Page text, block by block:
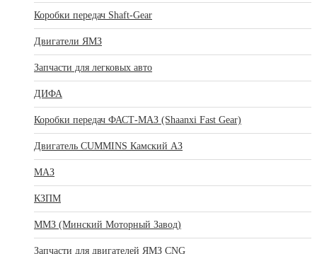
Коробки передач Shaft-Gear
Двигатели ЯМЗ
Запчасти для легковых авто
ДИФА
Коробки передач ФАСТ-МАЗ (Shaanxi Fast Gear)
Двигатель CUMMINS Камский АЗ
МАЗ
КЗПМ
ММЗ (Минский Моторный Завод)
Запчасти для двигателей ЯМЗ CNG